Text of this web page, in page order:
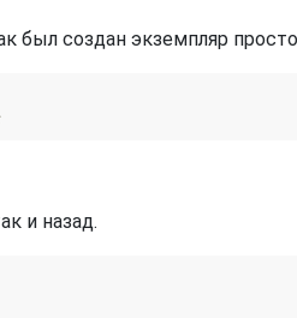
был создан экземпляр
и назад.